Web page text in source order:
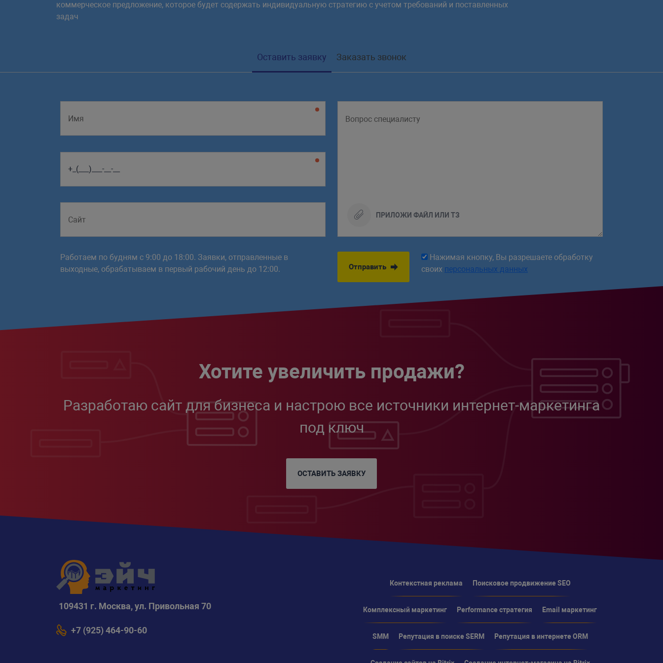
коммерческое предложение, которое будет содержать индивидуальную стратегию с учетом требований и поставленных
задач
Оставить заявку Заказать звонок
ПРИЛОЖИ ФАЙЛ ИЛИ ТЗ
Работаем по будням с 9:00 до 18:00. Заявки, отправленные в
выходные, обрабатываем в первый рабочий день до 12:00.
Отправить
Нажимая кнопку, Вы разрешаете обработку
своих персональных данных
Хотите увеличить продажи?
Разработаю сайт для бизнеса и настрою все источники интернет-маркетинга
под ключ
ОСТАВИТЬ ЗАЯВКУ
109431 г. Москва, ул. Привольная 70
+7 (925) 464-90-60
Контекстная реклама Поисковое продвижение SEO
Комплексный маркетинг Performance стратегия Email маркетинг
SMM Репутация в поиске SERM Репутация в интернете ORM